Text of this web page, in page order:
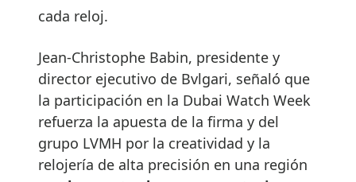
cada reloj.
Jean-Christophe Babin, presidente y
director ejecutivo de Bvlgari, señaló que
la participación en la Dubai Watch Week
refuerza la apuesta de la firma y del
grupo LVMH por la creatividad y la
relojería de alta precisión en una región